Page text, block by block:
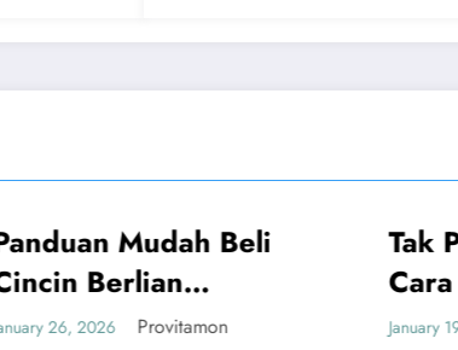
UMUM
Tak Perlu ke Gerai, Ini
Cara Mengukur Cincin
Sendiri yang Akurat
January 19, 2026